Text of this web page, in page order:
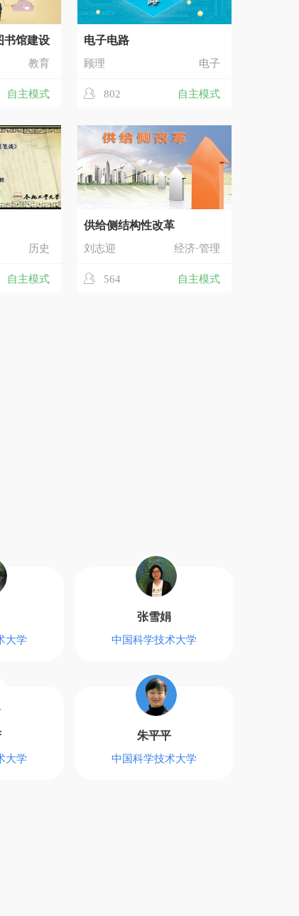
书馆建设
教育
自主模式
电子电路
顾理 电子
802 自主模式
历史
自主模式
供给侧结构性改革
刘志迎 经济·管理
564 自主模式
大学
张雪娟
中国科学技术大学
大学
朱平平
中国科学技术大学